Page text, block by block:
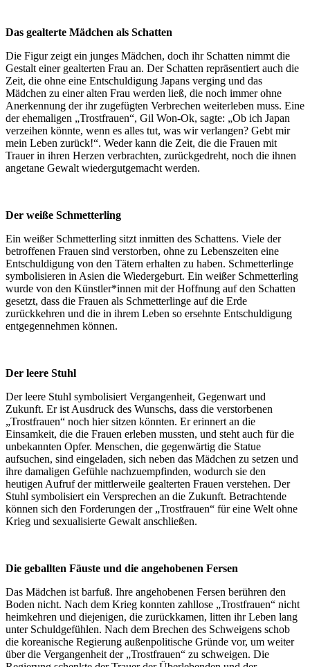
Das gealterte Mädchen als Schatten
Die Figur zeigt ein junges Mädchen, doch ihr Schatten nimmt die
Gestalt einer gealterten Frau an. Der Schatten repräsentiert auch die
Zeit, die ohne eine Entschuldigung Japans verging und das
Mädchen zu einer alten Frau werden ließ, die noch immer ohne
Anerkennung der ihr zugefügten Verbrechen weiterleben muss. Eine
der ehemaligen „Trostfrauen“, Gil Won-Ok, sagte: „Ob ich Japan
verzeihen könnte, wenn es alles tut, was wir verlangen? Gebt mir
mein Leben zurück!“. Weder kann die Zeit, die die Frauen mit
Trauer in ihren Herzen verbrachten, zurückgedreht, noch die ihnen
angetane Gewalt wiedergutgemacht werden.
Der weiße Schmetterling
Ein weißer Schmetterling sitzt inmitten des Schattens. Viele der
betroffenen Frauen sind verstorben, ohne zu Lebenszeiten eine
Entschuldigung von den Tätern erhalten zu haben. Schmetterlinge
symbolisieren in Asien die Wiedergeburt. Ein weißer Schmetterling
wurde von den Künstler*innen mit der Hoffnung auf den Schatten
gesetzt, dass die Frauen als Schmetterlinge auf die Erde
zurückkehren und die in ihrem Leben so ersehnte Entschuldigung
entgegennehmen können.
Der leere Stuhl
Der leere Stuhl symbolisiert Vergangenheit, Gegenwart und
Zukunft. Er ist Ausdruck des Wunschs, dass die verstorbenen
„Trostfrauen“ noch hier sitzen könnten. Er erinnert an die
Einsamkeit, die die Frauen erleben mussten, und steht auch für die
unbekannten Opfer. Menschen, die gegenwärtig die Statue
aufsuchen, sind eingeladen, sich neben das Mädchen zu setzen und
ihre damaligen Gefühle nachzuempfinden, wodurch sie den
heutigen Aufruf der mittlerweile gealterten Frauen verstehen. Der
Stuhl symbolisiert ein Versprechen an die Zukunft. Betrachtende
können sich den Forderungen der „Trostfrauen“ für eine Welt ohne
Krieg und sexualisierte Gewalt anschließen.
Die geballten Fäuste und die angehobenen Fersen
Das Mädchen ist barfuß. Ihre angehobenen Fersen berühren den
Boden nicht. Nach dem Krieg konnten zahllose „Trostfrauen“ nicht
heimkehren und diejenigen, die zurückkamen, litten ihr Leben lang
unter Schuldgefühlen. Nach dem Brechen des Schweigens schob
die koreanische Regierung außenpolitische Gründe vor, um weiter
über die Vergangenheit der „Trostfrauen“ zu schweigen. Die